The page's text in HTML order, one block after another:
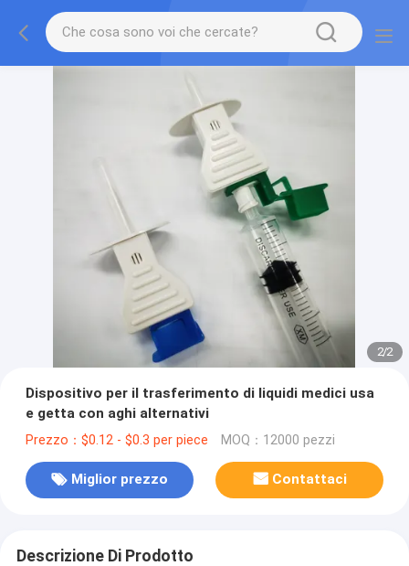
2/2
Dispositivo per il trasferimento di liquidi medici usa
e getta con aghi alternativi
Prezzo：$0.12 - $0.3 per piece MOQ：12000 pezzi
Miglior prezzo Contattaci
Descrizione Di Prodotto